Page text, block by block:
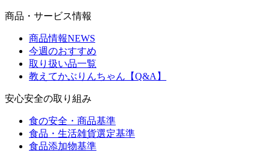
商品・サービス情報
商品情報NEWS
今週のおすすめ
取り扱い品一覧
教えてかぶりんちゃん【Q&A】
安心安全の取り組み
食の安全・商品基準
食品・生活雑貨選定基準
食品添加物基準